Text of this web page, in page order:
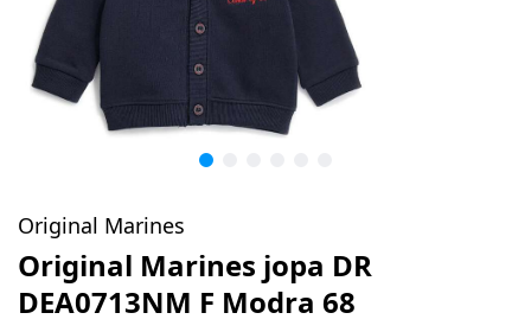
Original Marines
Original Marines jopa DR
DEA0713NM F Modra 68